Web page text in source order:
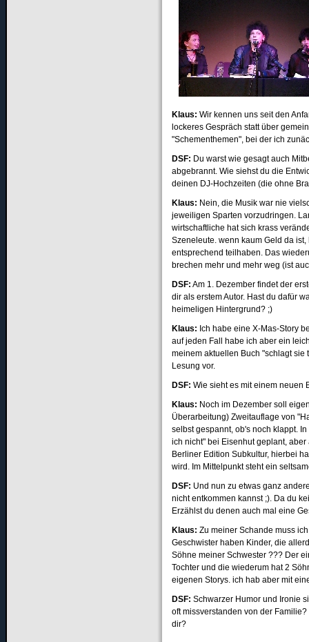
Klaus: Wir kennen uns seit den
lockeres Gespräch statt über
"Schementhemen", bei der ich
DSF: Du warst wie gesagt auch
abgebrannt. Wie siehst du die
deinen DJ-Hochzeiten (die ohne
Klaus: Nein, die Musik war nie
jeweiligen Sparten vorzudringen.
wirtschaftliche hat sich krass
Szeneleute. wenn kaum Geld da
entsprechend teilhaben. Das
brechen mehr und mehr weg (ist
DSF: Am 1. Dezember findet der
dir als erstem Autor. Hast du dafür
heimeligen Hintergrund? ;)
Klaus: Ich habe eine X-Mas-Story
auf jeden Fall habe ich aber ein
meinem aktuellen Buch "schlagt
Lesung vor.
DSF: Wie sieht es mit einem neuen
Klaus: Noch im Dezember soll
Überarbeitung) Zweitauflage von
selbst gespannt, ob's noch klappt.
ich nicht" bei Eisenhut geplant,
Berliner Edition Subkultur, hierbei
wird. Im Mittelpunkt steht ein
DSF: Und nun zu etwas ganz
nicht entkommen kannst ;). Da du
Erzählst du denen auch mal eine
Klaus: Zu meiner Schande muss
Geschwister haben Kinder, die
Söhne meiner Schwester ??? Der
Tochter und die wiederum hat 2
eigenen Storys. ich hab aber mit
DSF: Schwarzer Humor und Ironie
oft missverstanden von der
dir?